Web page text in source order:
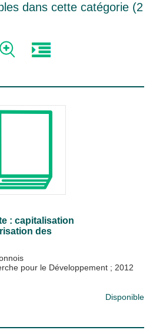
dans cette catégorie (2
: capitalisation
des
pour le Développement ; 2012
Disponible